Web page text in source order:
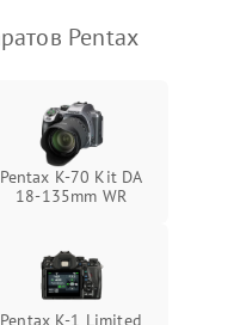
Pentax
Pentax K-70 Kit DA
18-135mm WR
Pentax K-1 Limited